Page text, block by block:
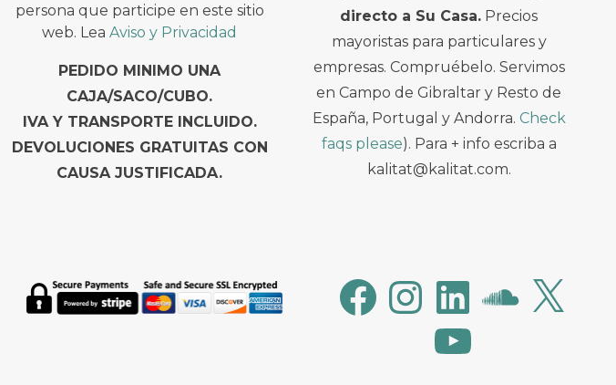
persona que participe en este sitio
web. LeaAviso y Privacidad
PEDIDO MINIMO UNA
CAJA/SACO/CUBO.
IVA Y TRANSPORTE INCLUIDO.
DEVOLUCIONES GRATUITAS CON
CAUSA JUSTIFICADA.
directo a Su Casa. Precios
mayoristas para particulares y
empresas. Compruébelo. Servimos
en Campo de Gibraltar y Resto de
España, Portugal y Andorra. Check
faqs please). Para + info escriba a
kalitat@kalitat.com.
FacebookInstagramLinkedInSoundCloud
X
YouTube